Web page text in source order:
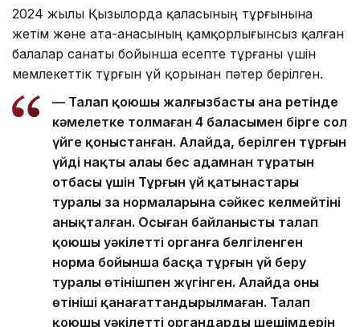
2024 жылы Қызылорда қаласының тұрғынына
жетім және ата-анасының қамқорлығынсыз қалған
балалар санаты бойынша есепте тұрғаны үшін
мемлекеттік тұрғын үй қорынан пәтер берілген.
— Талап қоюшы жалғызбасты ана ретінде
кәмелетке толмаған 4 баласымен бірге сол
үйге қоныстанған. Алайда, берілген тұрғын
үйдің нақты алаңы бес адамнан тұратын
отбасы үшін Тұрғын үй қатынастары
туралы заң нормаларына сәйкес келмейтіні
анықталған. Осыған байланысты талап
қоюшы уәкілетті органға белгіленген
норма бойынша басқа тұрғын үй беру
туралы өтінішпен жүгінген. Алайда оның
өтініші қанағаттандырылмаған. Талап
қоюшы уәкілетті органдардың шешімдерін